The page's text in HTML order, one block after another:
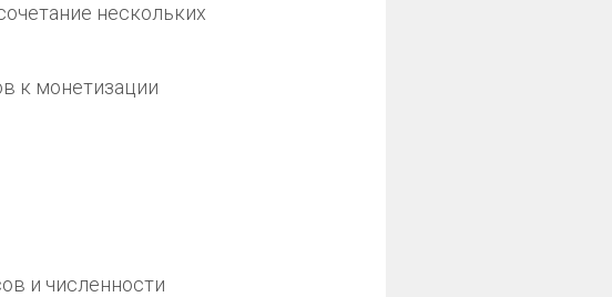
нескольких
к монетизации
и численности